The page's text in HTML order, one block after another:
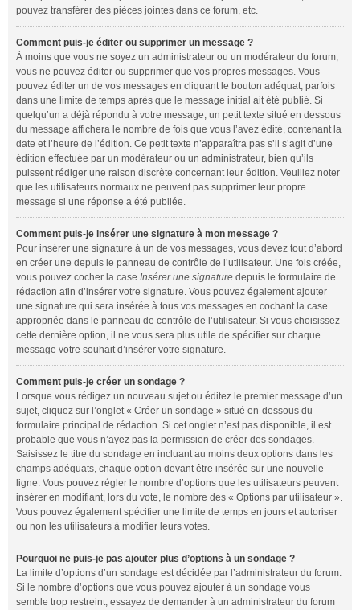
pouvez transférer des pièces jointes dans ce forum, etc.
Comment puis-je éditer ou supprimer un message ?
À moins que vous ne soyez un administrateur ou un modérateur du forum,
vous ne pouvez éditer ou supprimer que vos propres messages. Vous
pouvez éditer un de vos messages en cliquant le bouton adéquat, parfois
dans une limite de temps après que le message initial ait été publié. Si
quelqu’un a déjà répondu à votre message, un petit texte situé en dessous
du message affichera le nombre de fois que vous l’avez édité, contenant la
date et l’heure de l’édition. Ce petit texte n’apparaîtra pas s’il s’agit d’une
édition effectuée par un modérateur ou un administrateur, bien qu’ils
puissent rédiger une raison discrète concernant leur édition. Veuillez noter
que les utilisateurs normaux ne peuvent pas supprimer leur propre
message si une réponse a été publiée.
Comment puis-je insérer une signature à mon message ?
Pour insérer une signature à un de vos messages, vous devez tout d’abord
en créer une depuis le panneau de contrôle de l’utilisateur. Une fois créée,
vous pouvez cocher la case Insérer une signature depuis le formulaire de
rédaction afin d’insérer votre signature. Vous pouvez également ajouter
une signature qui sera insérée à tous vos messages en cochant la case
appropriée dans le panneau de contrôle de l’utilisateur. Si vous choisissez
cette dernière option, il ne vous sera plus utile de spécifier sur chaque
message votre souhait d’insérer votre signature.
Comment puis-je créer un sondage ?
Lorsque vous rédigez un nouveau sujet ou éditez le premier message d’un
sujet, cliquez sur l’onglet « Créer un sondage » situé en-dessous du
formulaire principal de rédaction. Si cet onglet n’est pas disponible, il est
probable que vous n’ayez pas la permission de créer des sondages.
Saisissez le titre du sondage en incluant au moins deux options dans les
champs adéquats, chaque option devant être insérée sur une nouvelle
ligne. Vous pouvez régler le nombre d’options que les utilisateurs peuvent
insérer en modifiant, lors du vote, le nombre des « Options par utilisateur ».
Vous pouvez également spécifier une limite de temps en jours et autoriser
ou non les utilisateurs à modifier leurs votes.
Pourquoi ne puis-je pas ajouter plus d’options à un sondage ?
La limite d’options d’un sondage est décidée par l’administrateur du forum.
Si le nombre d’options que vous pouvez ajouter à un sondage vous
semble trop restreint, essayez de demander à un administrateur du forum